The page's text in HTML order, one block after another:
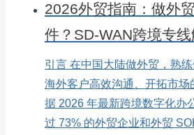
2026外贸指南：做外
件？SD-WAN跨境专
引言 在中国大陆做外贸，熟
海外客户高效沟通、开拓市场
据 2026 年最新跨境数字化办
过 73% 的外贸企业和外贸